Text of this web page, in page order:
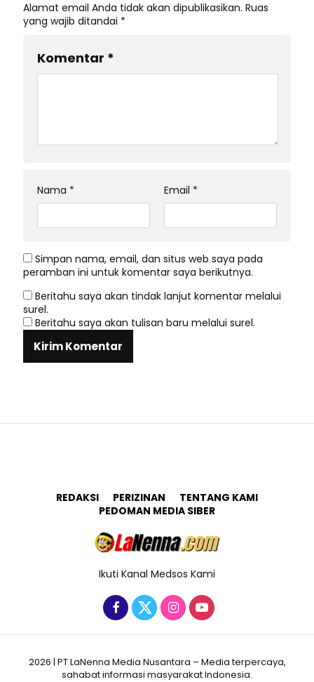
Alamat email Anda tidak akan dipublikasikan. Ruas
yang wajib ditandai *
Komentar *
Nama * Email *
Simpan nama, email, dan situs web saya pada
peramban ini untuk komentar saya berikutnya.
Beritahu saya akan tindak lanjut komentar melalui
surel.
Beritahu saya akan tulisan baru melalui surel.
REDAKSI PERIZINAN
TENTANG KAMI
PEDOMAN MEDIA SIBER
Ikuti Kanal Medsos Kami
2026 | PT LaNenna Media Nusantara – Media terpercaya,
sahabat informasi masyarakat Indonesia.